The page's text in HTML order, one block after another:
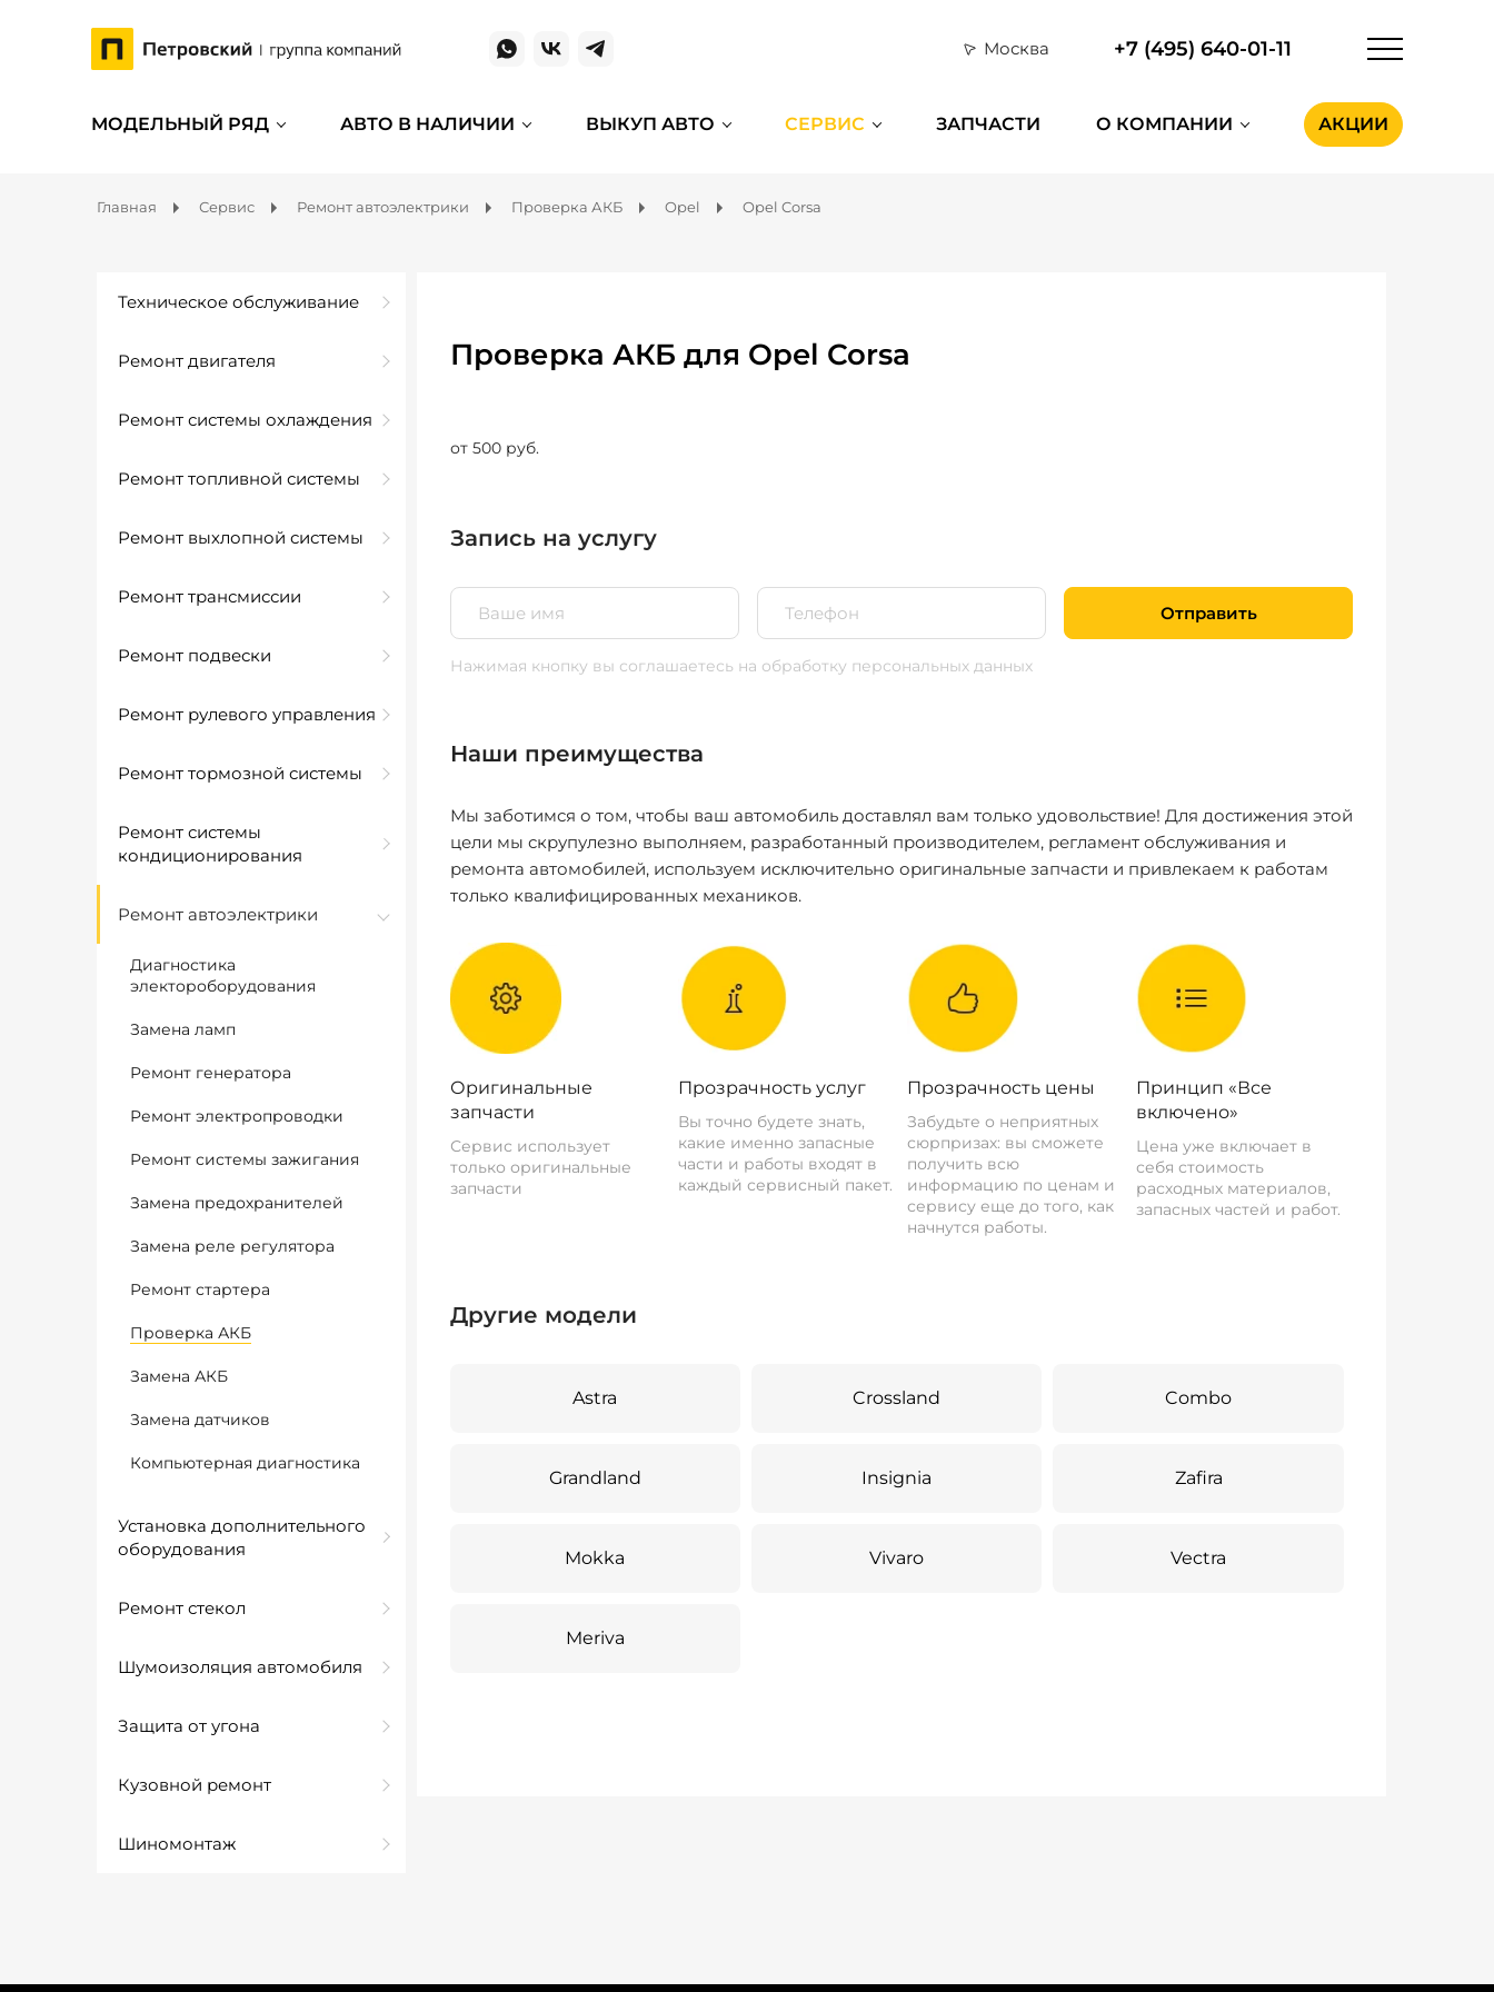
Москва +7 (495) 640-01-11
МОДЕЛЬНЫЙ РЯД АВТО В НАЛИЧИИ ВЫКУП АВТО СЕРВИС ЗАПЧАСТИ О КОМПАНИИ АКЦИИ
Главная Сервис Ремонт автоэлектрики Проверка АКБ Opel Opel Corsa
Техническое обслуживание
Ремонт двигателя
Ремонт системы охлаждения
Ремонт топливной системы
Ремонт выхлопной системы
Ремонт трансмиссии
Ремонт подвески
Ремонт рулевого управления
Ремонт тормозной системы
Ремонт системы
кондиционирования
Ремонт автоэлектрики
Диагностика
электороборудования
Замена ламп
Ремонт генератора
Ремонт электропроводки
Ремонт системы зажигания
Замена предохранителей
Замена реле регулятора
Ремонт стартера
Проверка АКБ
Замена АКБ
Замена датчиков
Компьютерная диагностика
Установка дополнительного
оборудования
Ремонт стекол
Шумоизоляция автомобиля
Защита от угона
Кузовной ремонт
Шиномонтаж
Проверка АКБ для Opel Corsa
от 500 руб.
Запись на услугу
Отправить
Нажимая кнопку вы соглашаетесь на обработку персональных данных
Наши преимущества
Мы заботимся о том, чтобы ваш автомобиль доставлял вам только удовольствие! Для достижения этой
цели мы скрупулезно выполняем, разработанный производителем, регламент обслуживания и
ремонта автомобилей, используем исключительно оригинальные запчасти и привлекаем к работам
только квалифицированных механиков.
Оригинальные
запчасти
Сервис использует
только оригинальные
запчасти
Прозрачность услуг
Вы точно будете знать,
какие именно запасные
части и работы входят в
каждый сервисный пакет.
Прозрачность цены
Забудьте о неприятных
сюрпризах: вы сможете
получить всю
информацию по ценам и
сервису еще до того, как
начнутся работы.
Принцип «Все
включено»
Цена уже включает в
себя стоимость
расходных материалов,
запасных частей и работ.
Другие модели
Astra Crossland Combo
Grandland Insignia Zafira
Mokka Vivaro Vectra
Meriva